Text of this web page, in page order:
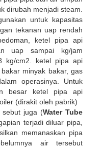
dirubah menjadi steam.
untuk kapasitas
tekanan uap rendah
ketel pipa api
uap sampai kg/jam
kg/cm2. ketel pipa api
minyak bakar, gas
operasinya. Untuk
besar ketel pipa api
(dirakit oleh pabrik)
sebut juga (Water Tube
terjadi diluar pipa,
memanaskan pipa
air tersebut